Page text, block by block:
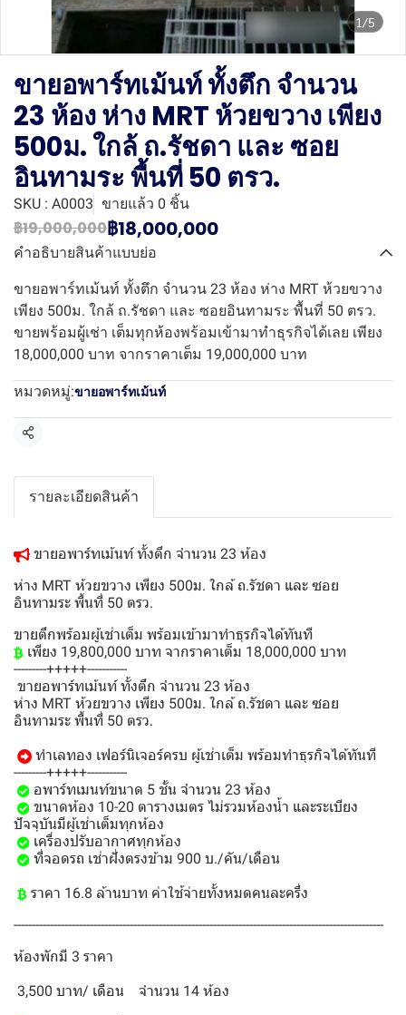
1/5
ขายอพาร์ทเม้นท์ ทั้งตึก จำนวน
23 ห้อง ห่าง MRT ห้วยขวาง เพียง
500ม. ใกล้ ถ.รัชดา และ ซอย
อินทามระ พื้นที่ 50 ตรว.
SKU : A0003 ขายแล้ว 0 ชิ้น
฿19,000,000฿18,000,000
คำอธิบายสินค้าแบบย่อ
ขายอพาร์ทเม้นท์ ทั้งตึก จำนวน 23 ห้อง ห่าง MRT ห้วยขวาง
เพียง 500ม. ใกล้ ถ.รัชดา และ ซอยอินทามระ พื้นที่ 50 ตรว.
ขายพร้อมผู้เช่า เต็มทุกห้องพร้อมเข้ามาทำธุรกิจได้เลย เพียง
18,000,000 บาท จากราคาเต็ม 19,000,000 บาท
หมวดหมู่:ขายอพาร์ทเม้นท์
แชร์
รายละเอียดสินค้า
ขายอพาร์ทเม้นท์ ทั้งตึก จำนวน 23 ห้อง
ห่าง MRT ห้วยขวาง เพียง 500ม. ใกล้ ถ.รัชดา และ ซอย
อินทามระ พื้นที่ 50 ตรว.
ขายตึกพร้อมผู้เช่าเต็ม พร้อมเข้ามาทำธุรกิจได้ทันที
เพียง 19,800,000 บาท จากราคาเต็ม 18,000,000 บาท
---------+++++-----------
ขายอพาร์ทเม้นท์ ทั้งตึก จำนวน 23 ห้อง
ห่าง MRT ห้วยขวาง เพียง 500ม. ใกล้ ถ.รัชดา และ ซอย
อินทามระ พื้นที่ 50 ตรว.
ทำเลทอง เฟอร์นิเจอร์ครบ ผู้เช่าเต็ม พร้อมทำธุรกิจได้ทันที
---------+++++-----------
อพาร์ทเมนท์ขนาด 5 ชั้น จำนวน 23 ห้อง
ขนาดห้อง 10-20 ตารางเมตร ไม่รวมห้องน้ำ และระเบียง
ปัจจุบันมีผู้เช่าเต็มทุกห้อง
เครื่องปรับอากาศทุกห้อง
ที่จอดรถ เช่าฝั่งตรงข้าม 900 บ./คัน/เดือน
ราคา 16.8 ล้านบาท ค่าใช้จ่ายทั้งหมดคนละครึ่ง
------------------------------------------------------------------------------------------------------
ห้องพักมี 3 ราคา
3,500 บาท/ เดือน จำนวน 14 ห้อง